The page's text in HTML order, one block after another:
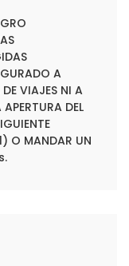
A
VIAJES NI A
DEL
O MANDAR UN
.